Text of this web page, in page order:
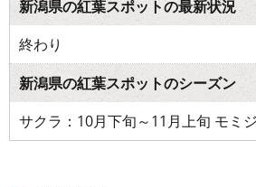
新潟県の紅葉スポットの最新状況
終わり
新潟県の紅葉スポットのシーズン
サクラ：10月下旬～11月上旬 モミ